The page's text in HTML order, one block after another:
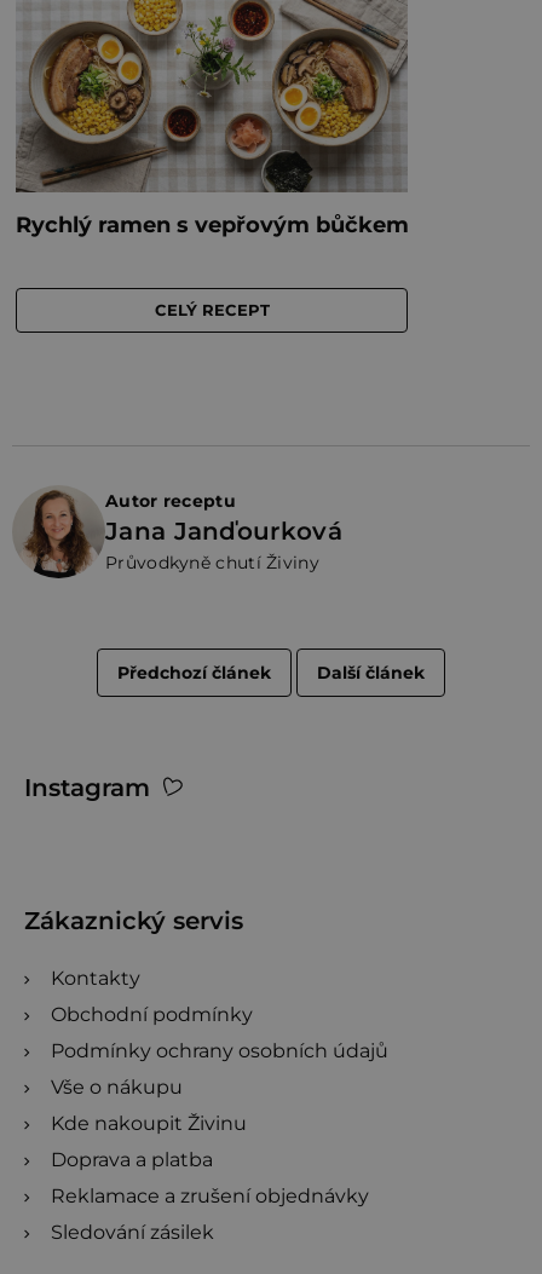
Autor receptu
Jana Janďourková
Průvodkyně chutí Živiny
Předchozí článek Další článek
Instagram
Zákaznický servis
Kontakty
Obchodní podmínky
Podmínky ochrany osobních údajů
Vše o nákupu
Kde nakoupit Živinu
Doprava a platba
Reklamace a zrušení objednávky
Sledování zásilek